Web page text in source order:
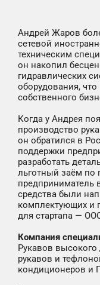
Андрей Жаров
сетевой
техническим
он накопил
гидравлических
оборудования,
собственного
Когда у Андрея
производство
он обратился в
поддержки
разработать
льготный заём по
предприниматель
средства были
комплектующих и
для стартапа —
Компания
Рукавов
рукавов и
кондиционеров и